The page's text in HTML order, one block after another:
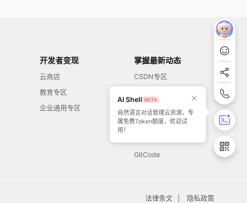
AI Shell
自然语言对话管理云资源，专
属免费Token额度，欢迎试
用！
开发者变现
云商店
教育专区
企业通用专区
掌握最新动态
CSDN专区
开源中国
51CTO
GitCode
法律条文 隐私政策